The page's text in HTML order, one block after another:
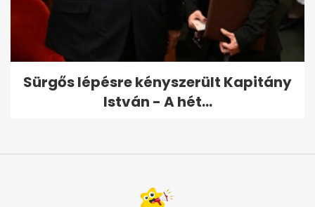
Sürgős lépésre kényszerült Kapitány
István - A hét...